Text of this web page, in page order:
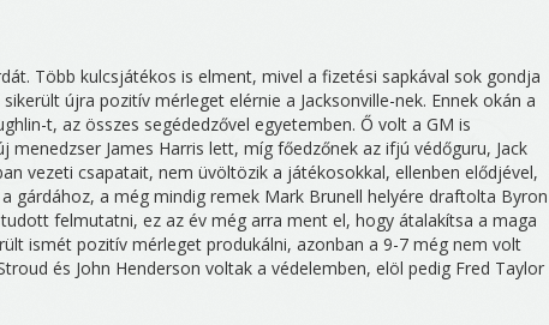
Több kulcsjátékos is elment, mivel a fizetési sapkával sok gondja
újra pozitív mérleget elérnie a Jacksonville-nek. Ennek okán a
t, az összes segédedzővel egyetemben. Ő volt a GM is
James Harris lett, míg főedzőnek az ifjú védőguru, Jack
vezeti csapatait, nem üvöltözik a játékosokkal, ellenben elődjével,
gárdához, a még mindig remek Mark Brunell helyére draftolta Byron
felmutatni, ez az év még arra ment el, hogy átalakítsa a maga
ismét pozitív mérleget produkálni, azonban a 9-7 még nem volt
és John Henderson voltak a védelemben, elöl pedig Fred Taylor